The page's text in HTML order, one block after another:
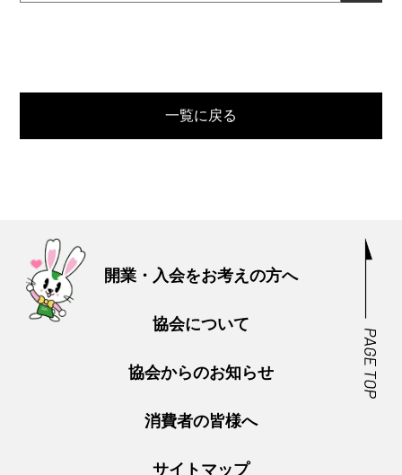
一覧に戻る
開業・入会をお考えの方へ
協会について
協会からのお知らせ
消費者の皆様へ
サイトマップ